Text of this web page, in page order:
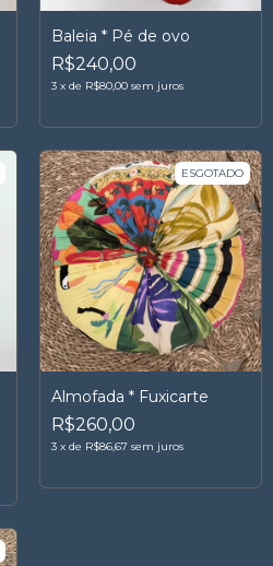
Baleia * Pé de ovo
R$240,00
3 x de R$80,00 sem juros
ESGOTADO
Almofada * Fuxicarte
R$260,00
3 x de R$86,67 sem juros